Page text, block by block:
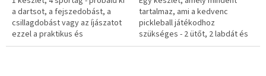
csillag.
a dartsot, a fejszedobást, a
csillagdobást vagy az íjászatot
ezzel a praktikus és
biztonságos készlettel. Minden,
csillag.
tartalmaz, ami a kedvenc
pickleball játékodhoz
szükséges - 2 ütőt, 2 labdát és
egy állítható magasságú hálót,